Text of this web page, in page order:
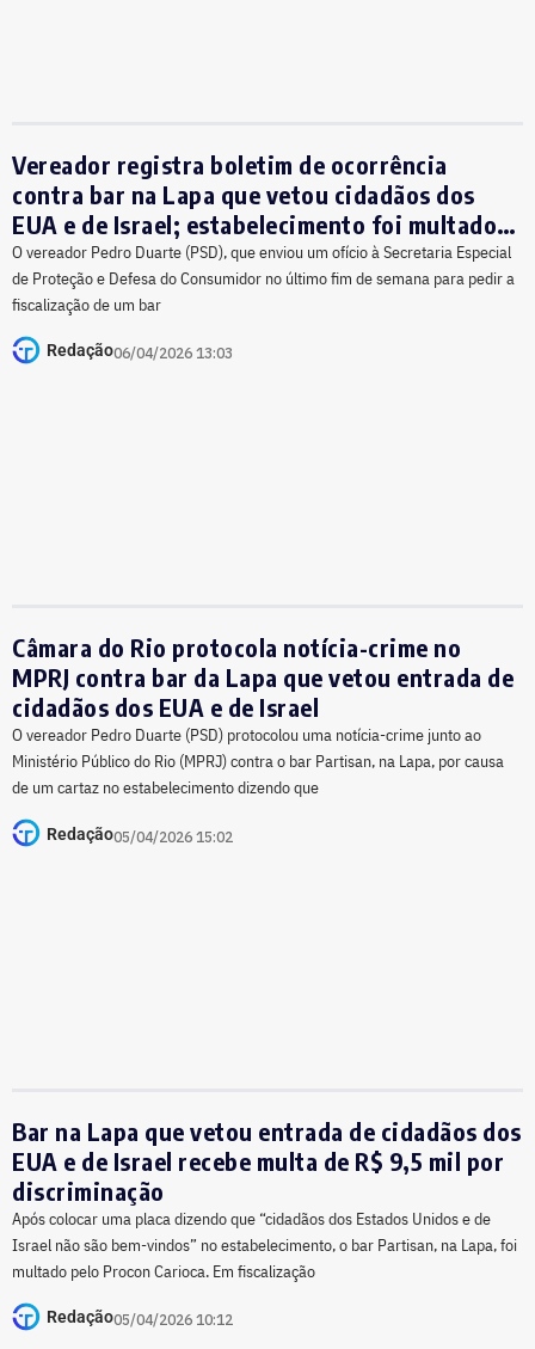
Vereador registra boletim de ocorrência
contra bar na Lapa que vetou cidadãos dos
EUA e de Israel; estabelecimento foi multado
em R$ 9.520
O vereador Pedro Duarte (PSD), que enviou um ofício à Secretaria Especial
de Proteção e Defesa do Consumidor no último fim de semana para pedir a
fiscalização de um bar
Redação06/04/2026 13:03
Câmara do Rio protocola notícia-crime no
MPRJ contra bar da Lapa que vetou entrada de
cidadãos dos EUA e de Israel
O vereador Pedro Duarte (PSD) protocolou uma notícia-crime junto ao
Ministério Público do Rio (MPRJ) contra o bar Partisan, na Lapa, por causa
de um cartaz no estabelecimento dizendo que
Redação05/04/2026 15:02
Bar na Lapa que vetou entrada de cidadãos dos
EUA e de Israel recebe multa de R$ 9,5 mil por
discriminação
Após colocar uma placa dizendo que “cidadãos dos Estados Unidos e de
Israel não são bem-vindos” no estabelecimento, o bar Partisan, na Lapa, foi
multado pelo Procon Carioca. Em fiscalização
Redação05/04/2026 10:12